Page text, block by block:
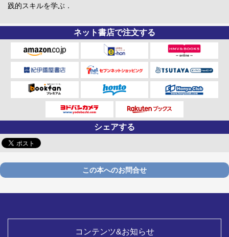
践的スキルを学ぶ．
ネット書店で注文する
シェアする
この本へのお問合せ
コンテンツ&お知らせ